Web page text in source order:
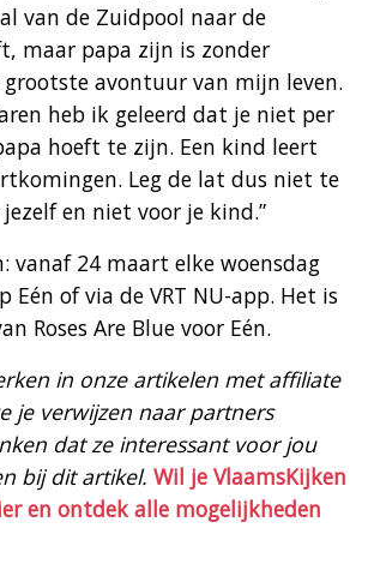
van de Zuidpool naar de
maar papa zijn is zonder
avontuur van mijn leven.
heb ik geleerd dat je niet per
hoeft te zijn. Een kind leert
Leg de lat dus niet te
en niet voor je kind.”
vanaf 24 maart elke woensdag
Eén of via de VRT NU-app. Het is
Roses Are Blue voor Eén.
in onze artikelen met affiliate
je verwijzen naar partners
dat ze interessant voor jou
bij dit artikel. Wil je VlaamsKijken
en ontdek alle mogelijkheden